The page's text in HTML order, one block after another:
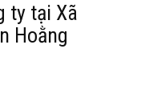
ty tại Xã
Hoằng